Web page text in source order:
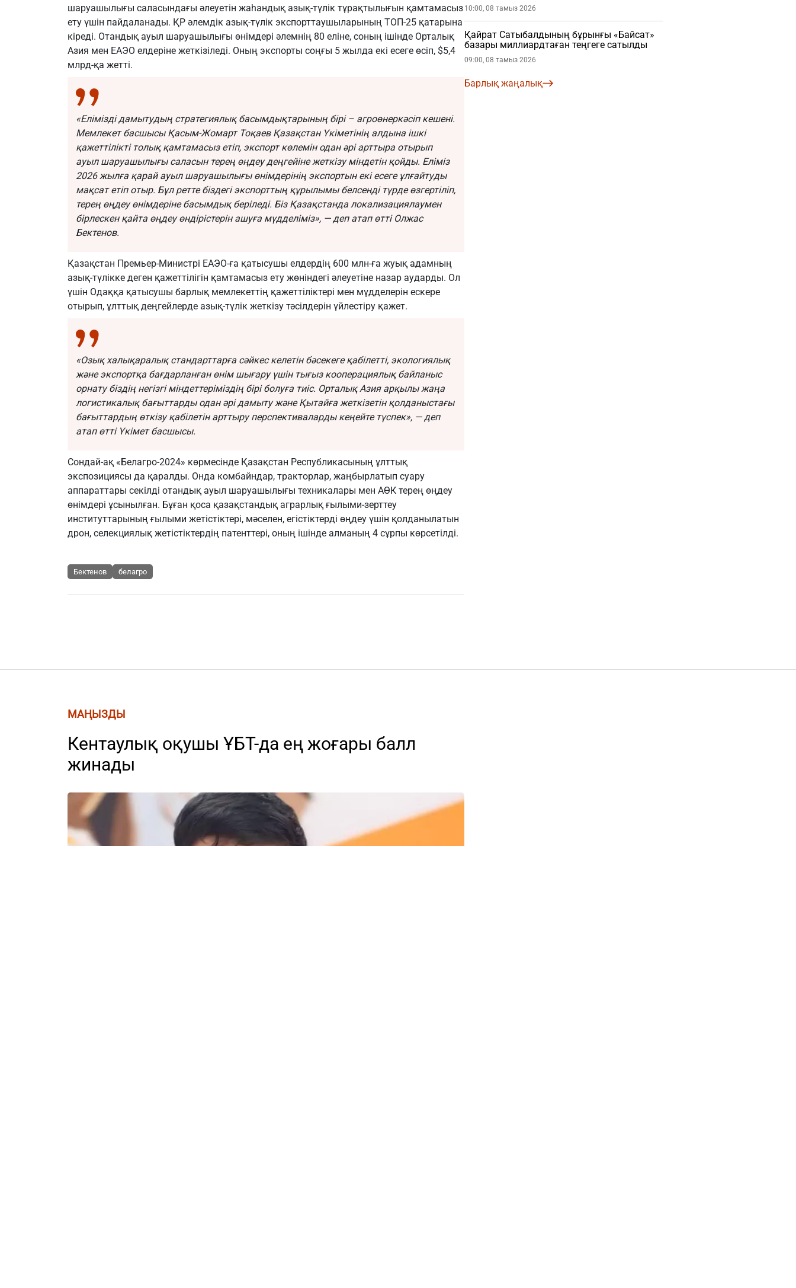
шаруашылығы саласындағы әлеуетін жаһандық азық-түлік тұрақтылығын қамтамасыз
ету үшін пайдаланады. ҚР әлемдік азық-түлік экспорттаушыларының ТОП-25 қатарына
кіреді. Отандық ауыл шаруашылығы өнімдері әлемнің 80 еліне, соның ішінде Орталық
Азия мен ЕАЭО елдеріне жеткізіледі. Оның экспорты соңғы 5 жылда екі есеге өсіп, $5,4
млрд-қа жетті.
«Елімізді дамытудың стратегиялық басымдықтарының бірі – агроөнеркәсіп кешені.
Мемлекет басшысы Қасым-Жомарт Тоқаев Қазақстан Үкіметінің алдына ішкі
қажеттілікті толық қамтамасыз етіп, экспорт көлемін одан әрі арттыра отырып
ауыл шаруашылығы саласын терең өңдеу деңгейіне жеткізу міндетін қойды. Еліміз
2026 жылға қарай ауыл шаруашылығы өнімдерінің экспортын екі есеге ұлғайтуды
мақсат етіп отыр. Бұл ретте біздегі экспорттың құрылымы белсенді түрде өзгертіліп,
терең өңдеу өнімдеріне басымдық беріледі. Біз Қазақстанда локализациялаумен
бірлескен қайта өңдеу өндірістерін ашуға мүдделіміз», — деп атап өтті Олжас
Бектенов.
Қазақстан Премьер-Министрі ЕАЭО-ға қатысушы елдердің 600 млн-ға жуық адамның
азық-түлікке деген қажеттілігін қамтамасыз ету жөніндегі әлеуетіне назар аударды. Ол
үшін Одаққа қатысушы барлық мемлекеттің қажеттіліктері мен мүдделерін ескере
отырып, ұлттық деңгейлерде азық-түлік жеткізу тәсілдерін үйлестіру қажет.
«Озық халықаралық стандарттарға сәйкес келетін бәсекеге қабілетті, экологиялық
және экспортқа бағдарланған өнім шығару үшін тығыз кооперациялық байланыс
орнату біздің негізгі міндеттеріміздің бірі болуға тиіс. Орталық Азия арқылы жаңа
логистикалық бағыттарды одан әрі дамыту және Қытайға жеткізетін қолданыстағы
бағыттардың өткізу қабілетін арттыру перспективаларды кеңейте түспек», — деп
атап өтті Үкімет басшысы.
Сондай-ақ «Белагро-2024» көрмесінде Қазақстан Республикасының ұлттық
экспозициясы да қаралды. Онда комбайндар, тракторлар, жаңбырлатып суару
аппараттары секілді отандық ауыл шаруашылығы техникалары мен АӨК терең өңдеу
өнімдері ұсынылған. Бұған қоса қазақстандық аграрлық ғылыми-зерттеу
институттарының ғылыми жетістіктері, мәселен, егістіктерді өңдеу үшін қолданылатын
дрон, селекциялық жетістіктердің патенттері, оның ішінде алманың 4 сұрпы көрсетілді.
Бектенов белагро
10:00, 08 тамыз 2026
Қайрат Сатыбалдының бұрынғы «Байсат»
базары миллиардтаған теңгеге сатылды
09:00, 08 тамыз 2026
Барлық жаңалық
МАҢЫЗДЫ
Кентаулық оқушы ҰБТ-да ең жоғары балл
жинады